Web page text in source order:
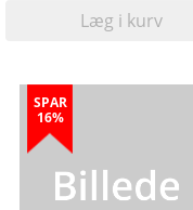
Læg i kurv
SPAR
16%